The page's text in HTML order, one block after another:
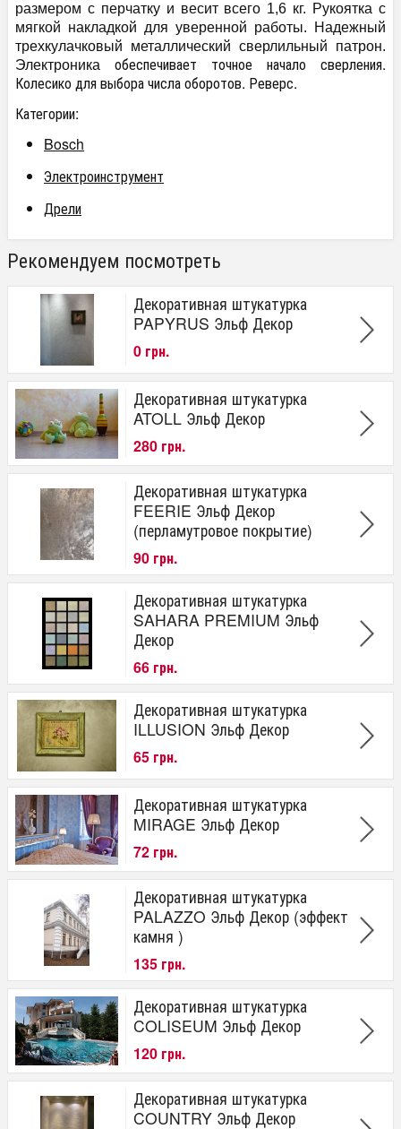
размером с перчатку и весит всего 1,6 кг. Рукоятка с
мягкой накладкой для уверенной работы. Надежный
трехкулачковый металлический сверлильный патрон.
Электроника обеспечивает точное начало сверления.
Колесико для выбора числа оборотов. Реверс.
Категории:
Bosch
Электроинструмент
Дрели
Рекомендуем посмотреть
Декоративная штукатурка
PAPYRUS Эльф Декор
0 грн.
Декоративная штукатурка
ATOLL Эльф Декор
280 грн.
Декоративная штукатурка
FEERIE Эльф Декор
(перламутровое покрытие)
90 грн.
Декоративная штукатурка
SAHARA PREMIUM Эльф
Декор
66 грн.
Декоративная штукатурка
ILLUSION Эльф Декор
65 грн.
Декоративная штукатурка
MIRAGE Эльф Декор
72 грн.
Декоративная штукатурка
PALAZZO Эльф Декор (эффект
камня )
135 грн.
Декоративная штукатурка
COLISEUM Эльф Декор
120 грн.
Декоративная штукатурка
COUNTRY Эльф Декор